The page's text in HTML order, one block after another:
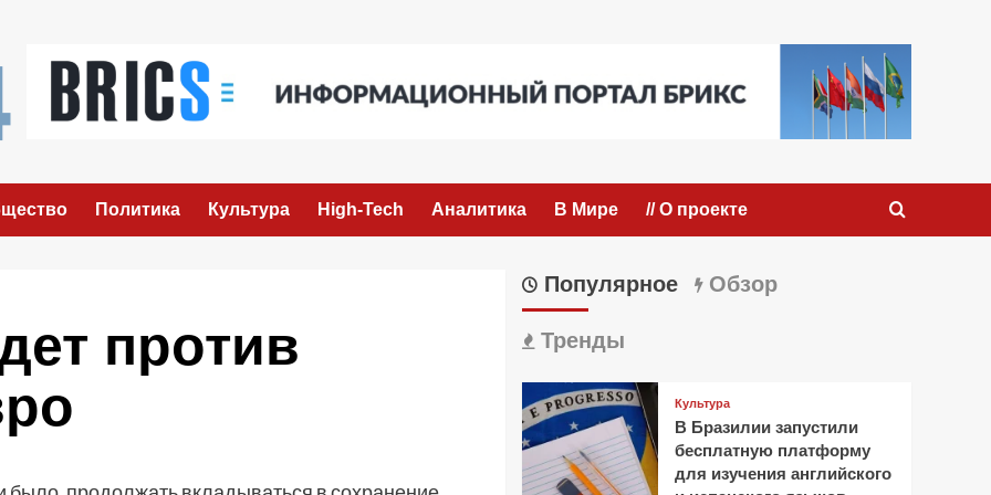
Политика Культура High-Tech Аналитика В Мире // О проекте
против
Популярное Обзор
Тренды
Культура
В Бразилии запустили
бесплатную платформу
для изучения английского